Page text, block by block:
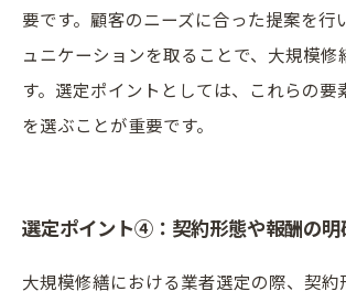
要です。顧客のニーズに合った提案を行
ュニケーションを取ることで、大規模修
す。選定ポイントとしては、これらの要
を選ぶことが重要です。
選定ポイント④：契約形態や報酬の明
大規模修繕における業者選定の際、契約